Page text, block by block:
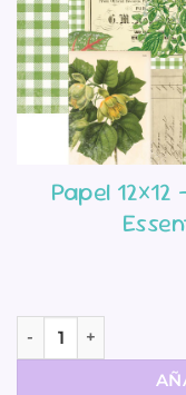
Papel
Papel 12x12 -